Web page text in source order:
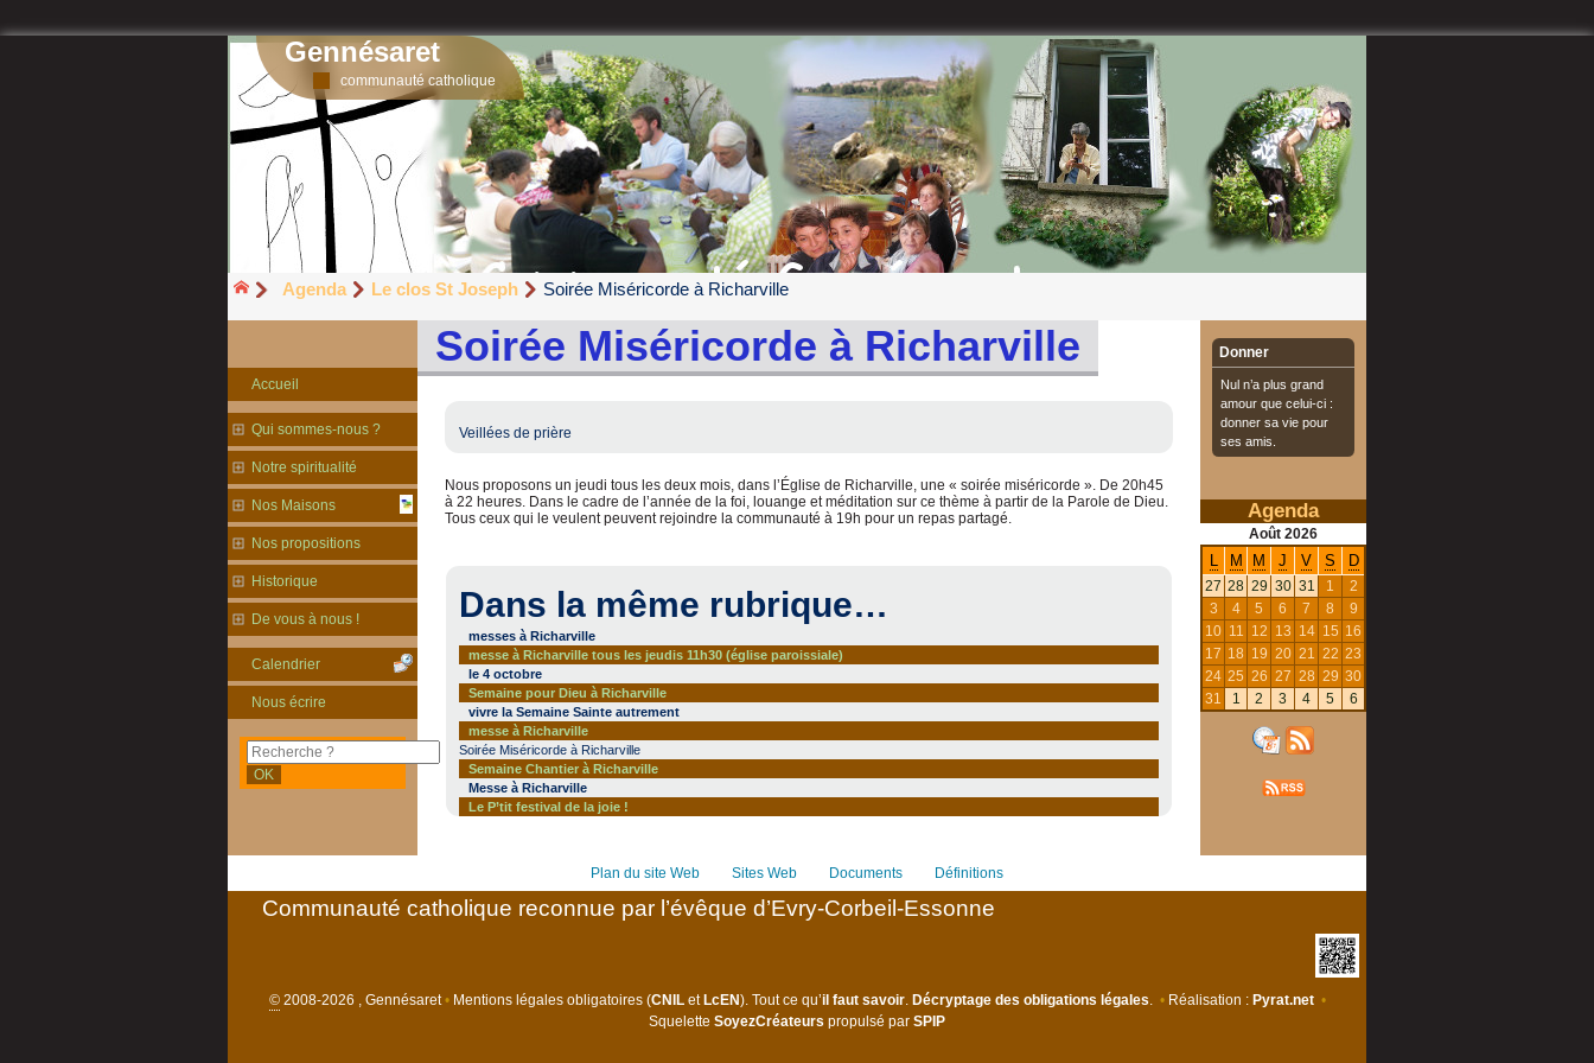
Gennésaret
communauté catholique
Agenda Le clos St Joseph Soirée Miséricorde à Richarville
Soirée Miséricorde à Richarville
Veillées de prière
Nous proposons un jeudi tous les deux mois, dans l’Église de Richarville, une « soirée miséricorde ». De 20h45
à 22 heures. Dans le cadre de l’année de la foi, louange et méditation sur ce thème à partir de la Parole de Dieu.
Tous ceux qui le veulent peuvent rejoindre la communauté à 19h pour un repas partagé.
Dans la même rubrique…
messes à Richarville
messe à Richarville tous les jeudis 11h30 (église paroissiale)
le 4 octobre
Semaine pour Dieu à Richarville
vivre la Semaine Sainte autrement
messe à Richarville
Soirée Miséricorde à Richarville
Semaine Chantier à Richarville
Messe à Richarville
Le P’tit festival de la joie !
Accueil
Qui sommes-nous ?
Notre spiritualité
Nos Maisons
Nos propositions
Historique
De vous à nous !
Calendrier
Nous écrire
Donner
Nul n’a plus grand
amour que celui-ci :
donner sa vie pour
ses amis.
Agenda
Août 2026
M M J V S D
27 28 29 30 31 1
2
3
4 5 6 7 8
9
10 11 12 13 14 15 16
17 18 19 20 21 22 23
24 25 26 27 28 29 30
31
1 2 3 4 5 6
Plan du site Web Sites Web Documents Définitions
Communauté catholique reconnue par l’évêque d’Evry-Corbeil-Essonne
©2008-2026 , Gennésaret •Mentions légales obligatoires (CNILet LcEN). Tout ce qu’il faut savoir. Décryptage des obligations légales. • Réalisation : Pyrat.net •
Squelette SoyezCréateurs propulsé par SPIP